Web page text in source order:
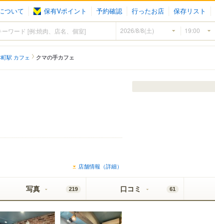
ついて 保有Vポイント 予約確認 行ったお店 保存リスト
駅 カフェ クマの手カフェ
店舗情報（詳細）
写真 219 口コミ 61